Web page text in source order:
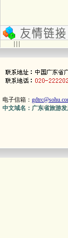
电子信箱：
中文域名：广东省旅游